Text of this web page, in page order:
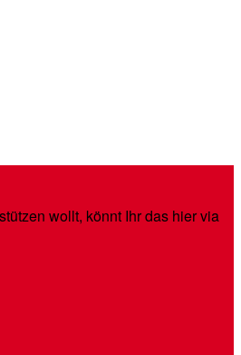
wollt, könnt Ihr das hier via